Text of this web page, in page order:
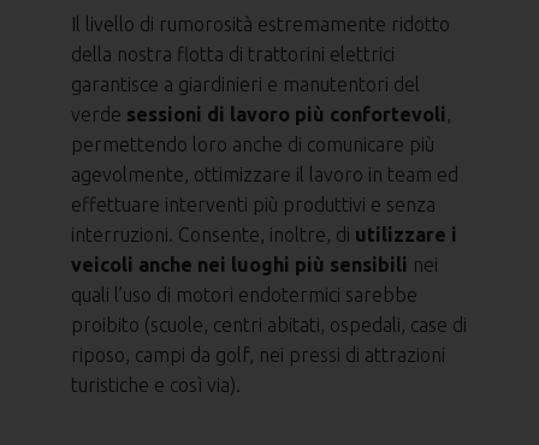
Il livello di rumorosità estremamente ridotto
della nostra flotta di trattorini elettrici
garantisce a giardinieri e manutentori del
verde sessioni di lavoro più confortevoli ,
permettendo loro anche di comunicare più
agevolmente, ottimizzare il lavoro in team ed
effettuare interventi più produttivi e senza
interruzioni. Consente, inoltre, di utilizzare i
veicoli anche nei luoghi più sensibili nei
quali l’uso di motori endotermici sarebbe
proibito (scuole, centri abitati, ospedali, case di
riposo, campi da golf, nei pressi di attrazioni
turistiche e così via).